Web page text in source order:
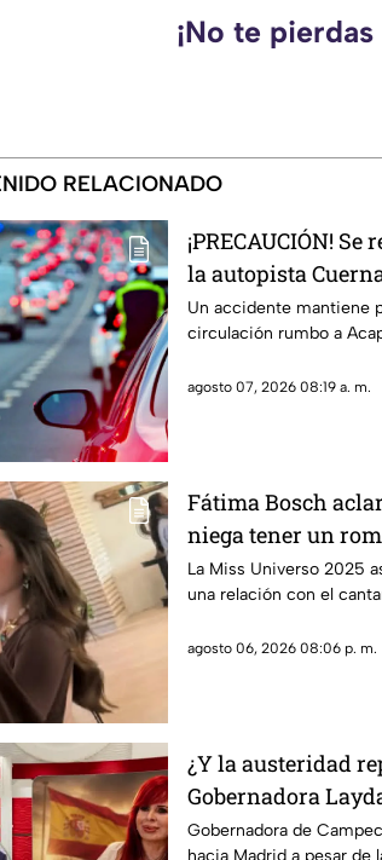
¡No te
RELACIONADO
¡PRECAUCIÓN!
la autopista
Un accidente mantiene
circulación rumbo a
agosto 07, 2026 08:19 a. m.
Fátima Bosch
niega tener un
Cano
La Miss Universo 2025
una relación con el
agosto 06, 2026 08:06 p. m.
¿Y la austeridad
Gobernadora
primera clase
Gobernadora de
hacia Madrid a pesar de